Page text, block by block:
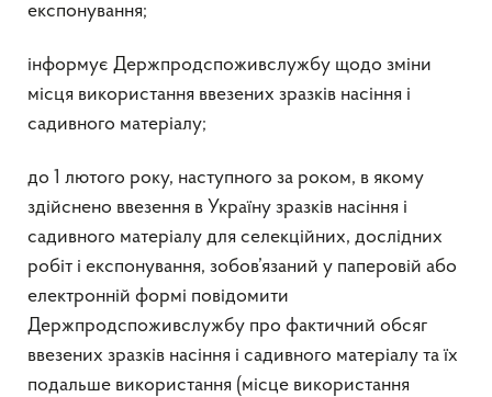
експонування;
інформує Держпродспоживслужбу щодо зміни
місця використання ввезених зразків насіння і
садивного матеріалу;
до 1 лютого року, наступного за роком, в якому
здійснено ввезення в Україну зразків насіння і
садивного матеріалу для селекційних, дослідних
робіт і експонування, зобов’язаний у паперовій або
електронній формі повідомити
Держпродспоживслужбу про фактичний обсяг
ввезених зразків насіння і садивного матеріалу та їх
подальше використання (місце використання